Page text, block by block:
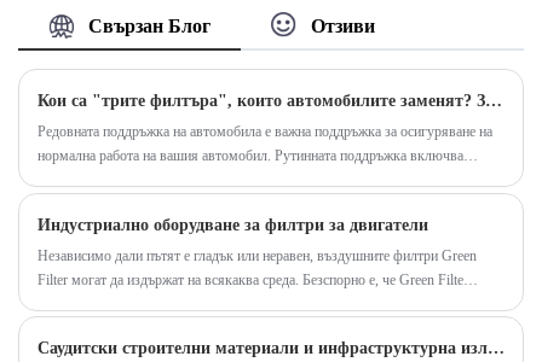
значение за наблюдение на състоянието на
хидравличното масло и откриването на
наличието на замърсители. Чрез анализ на
маслото нивата на твърди частици, съдържание
на вода, извличане на въздух и други параметри
могат да бъдат измерени, което позволява да се
предприемат навременни коригиращи действия.
части за хидравлични филтърни части на едро
на едро Fleetguard HF6861 Model Fleetguard Fil
Filter е проектиран за товарачи, багери и
индустриални двигатели на флота. Той е
направен от висококачествен хартиен материал
за филтриране на AHLSTROM и разполага с до
99,99% ефективност на филтрация.
Свързан Блог Отзиви
Кои са "трите филтъра", които автомобилите заменят? Защо трябва редовно да сменяме "трите филтъра"?
Редовната поддръжка на автомобила е важна поддръжка за осигуряване на
нормална работа на вашия автомобил. Рутинната поддръжка включва
филтър; ако е дизелов двигател, това е дизелов филтър) , маслен филтър и
въздушен филтър.
Индустриално оборудване за филтри за двигатели
Независимо дали пътят е гладък или неравен, въздушните филтри Green
Filter могат да издържат на всякаква среда. Безспорно е, че Green Filte
предпазва вашия двигател, не подобрява неговата производителност и
Саудитски строителни материали и инфраструктурна изложба-„Филтриране“ на тенденцията и помогнете на саудитската инфраструктура на ново пътуване!